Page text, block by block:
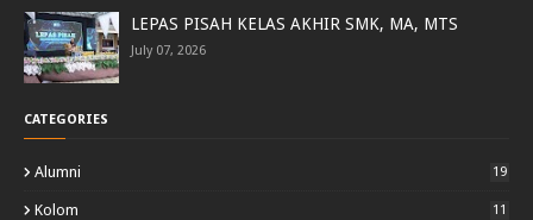
LEPAS PISAH KELAS AKHIR SMK, MA, MTS
July 07, 2026
CATEGORIES
Alumni 19
Kolom 11